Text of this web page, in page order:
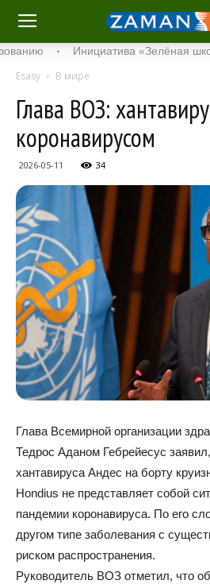
· Инициатива «Зелёная школа» в
Esasy В мире
Глава ВОЗ:
коронавирусом
2026-05-11 34
Глава Всемирной организации
Тедрос Аданом Гебрейесус
хантавируса Андес на борту
Hondius не представляет собой
пандемии коронавируса. По его
другом типе заболевания с
риском распространения.
Руководитель ВОЗ отметил, что